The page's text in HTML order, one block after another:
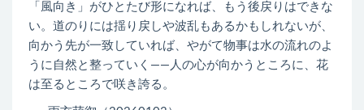
「風向き」がひとたび形になれば、もう後戻りはできな
い。道のりには揺り戻しや波乱もあるかもしれないが、
向かう先が一致していれば、やがて物事は水の流れのよ
うに自然と整っていく――人の心が向かうところに、花
は至るところで咲き誇る。